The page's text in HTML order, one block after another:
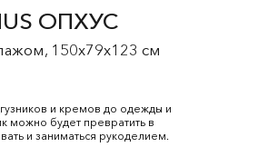
ОПХУС
150x79x123 см
и кремов до одежды и
можно будет превратить в
и заниматься рукоделием.